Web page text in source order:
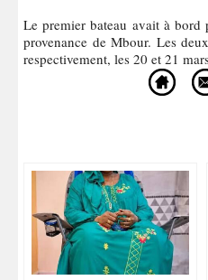
Le premier bateau avait à bord
provenance de Mbour. Les
respectivement, les 20 et 21